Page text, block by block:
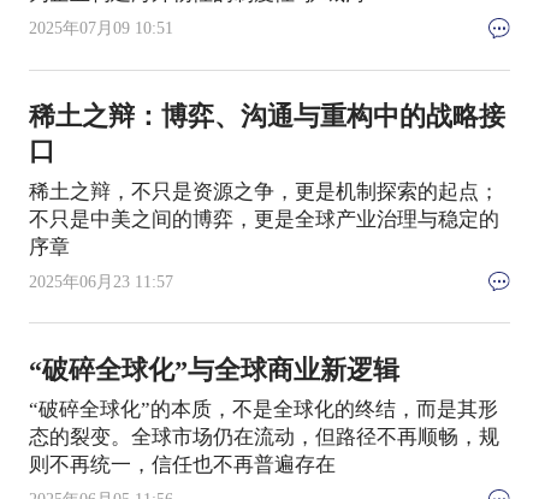
2025年07月09 10:51
稀土之辩：博弈、沟通与重构中的战略接
口
稀土之辩，不只是资源之争，更是机制探索的起点；
不只是中美之间的博弈，更是全球产业治理与稳定的
序章
2025年06月23 11:57
“破碎全球化”与全球商业新逻辑
“破碎全球化”的本质，不是全球化的终结，而是其形
态的裂变。全球市场仍在流动，但路径不再顺畅，规
则不再统一，信任也不再普遍存在